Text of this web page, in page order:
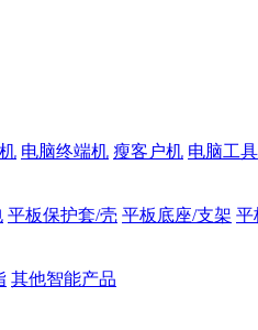
电脑终端机 瘦客户机 电脑工具
平板保护套/壳 平板底座/支架 平
其他智能产品